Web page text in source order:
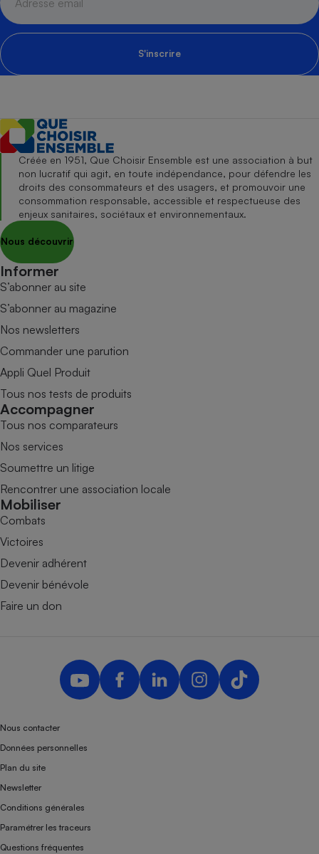
S'inscrire
Créée en 1951, Que Choisir Ensemble est une association à but
non lucratif qui agit, en toute indépendance, pour défendre les
droits des consommateurs et des usagers, et promouvoir une
consommation responsable, accessible et respectueuse des
enjeux sanitaires, sociétaux et environnementaux.
Nous découvrir
Informer
S’abonner au site
S’abonner au magazine
Nos newsletters
Commander une parution
Appli Quel Produit
Tous nos tests de produits
Accompagner
Tous nos comparateurs
Nos services
Soumettre un litige
Rencontrer une association locale
Mobiliser
Combats
Victoires
Devenir adhérent
Devenir bénévole
Faire un don
Nous contacter
Données personnelles
Plan du site
Newsletter
Conditions générales
Paramétrer les traceurs
Questions fréquentes